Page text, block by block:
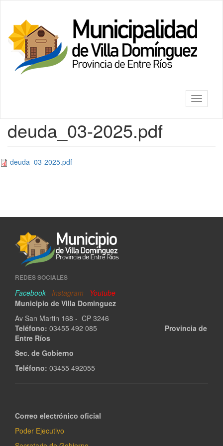
contenido
principal
Villa
Dominguez
barra
de
deuda_03-2025.pdf
deuda_03-2025.pdf
REDES SOCIALES
Facebook Instagram
Youtube
Municipio de Villa Dominguez
Av San Martin 168 - CP 3246
Teléfono: 03455 492 085 Provincia de
Entre Ríos
Sec. de Gobierno
Teléfono: 03455 492055
Correo electrónico oficial
Poder Ejecutivo